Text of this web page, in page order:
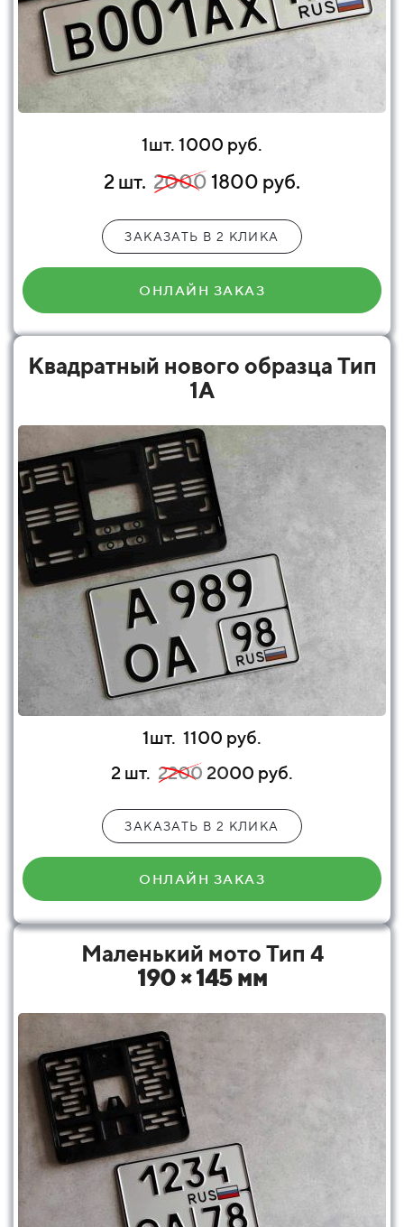
1шт. 1000 руб.
2 шт. 20001800 руб.
ЗАКАЗАТЬ В 2 КЛИКА
ОНЛАЙН ЗАКАЗ
Квадратный нового образца Тип
1А
1шт. 1100 руб.
2 шт. 2200 2000 руб.
ЗАКАЗАТЬ В 2 КЛИКА
ОНЛАЙН ЗАКАЗ
Маленький мото Тип 4
190 × 145 мм